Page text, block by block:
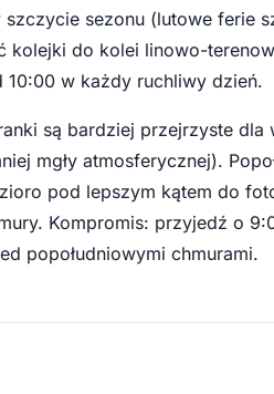
sezonu (lutowe ferie
kolejki do kolei linowo-
w każdy ruchliwy dzień.
są bardziej przejrzyste dla
mgły atmosferycznej).
pod lepszym kątem do
Kompromis: przyjedź o
popołudniowymi chmurami.